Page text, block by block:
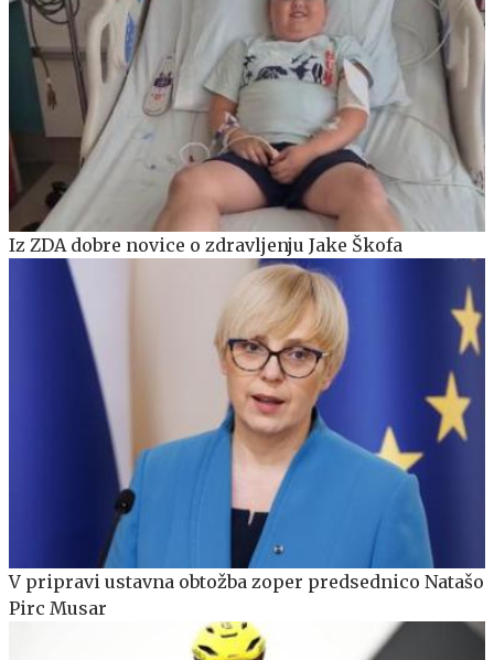
Iz ZDA dobre novice o zdravljenju Jake Škofa
V pripravi ustavna obtožba zoper predsednico Natašo
Pirc Musar